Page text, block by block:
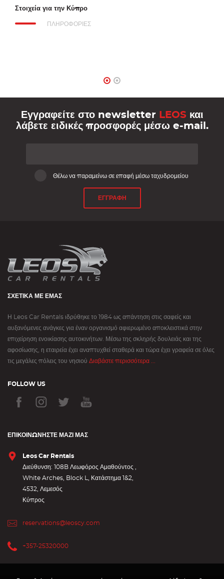
Στοιχεία για την Κύπρο
ΠΛΗΡΟΦΟΡΙΕΣ
Εγγραφείτε στο newsletter LEOSκαι
λάβετε ειδικές προσφορές μέσω e-mail.
Θέλω να παραμείνω σε επαφή μέσω ταχυδρομείου
ΕΓΓΡΑΦΗ
ΣΧΕΤΙΚΆ ΜΕ ΕΜΆΣ
Η Leos Car Rentals ιδρύθηκε το 1984 ως απάντηση στις σαφείς και
αυξανόμενες ανάγκες για έναν οργανισμό αφιερωμένο αποκλειστικά στην
επιχείρηση ενοικίασης αυτοκινήτων. Μέσω της σκληρής δουλειάς και της
αφοσίωσης, η εταιρεία έχει αναπτυχθεί σταθερά και τώρα έχει γραφεία σε όλες
τις μεγάλες πόλεις του νησιού Διαβάστε περισσότερα ...
FOLLOW US
ΕΠΙΚΟΙΝΩΝΉΣΤΕ ΜΑΖΊ ΜΑΣ
Leos Car Rentals
Διεύθυνση: 108B Λεωφόρος Αμαθούντος ,
White Arches, Block L, Κατάστημα 1&2,
4532, Λεμεσός
Κύπρος
reservations@leoscy.com
+357-25320000